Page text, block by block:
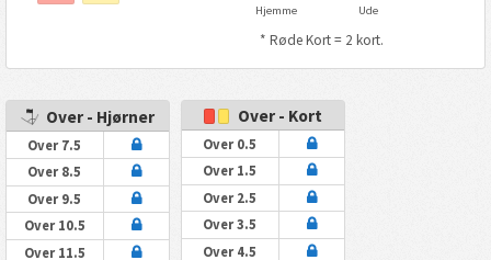
Hjemme Ude
* Røde Kort = 2 kort.
Over - Hjørner
Over 7.5
Over 8.5
Over 9.5
Over 10.5
Over 11.5
Over - Kort
Over 0.5
Over 1.5
Over 2.5
Over 3.5
Over 4.5